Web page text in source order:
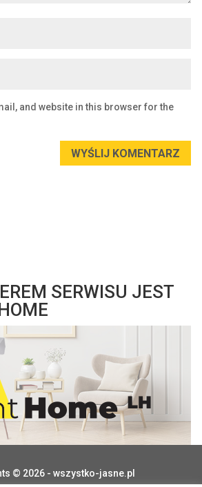
and website in this browser for the
WYŚLIJ KOMENTARZ
SERWISU JEST
© 2026 - wszystko-jasne.pl